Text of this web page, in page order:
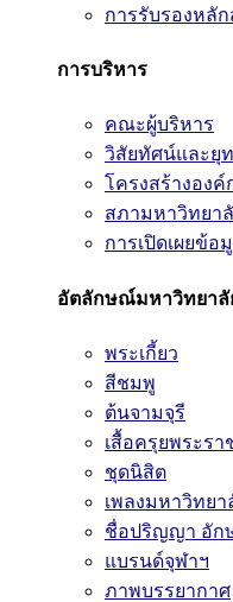
การรับรองหลัก
การบริหาร
คณะผู้บริหาร
วิสัยทัศน์และยุ
โครงสร้างองค์
สภามหาวิทยา
การเปิดเผยข้
อัตลักษณ์มหาวิทยาลั
พระเกี้ยว
สีชมพู
ต้นจามจุรี
เสื้อครุยพระร
ชุดนิสิต
เพลงมหาวิทยา
ชื่อปริญญา อัก
แบรนด์จุฬาฯ
ภาพบรรยากาศ